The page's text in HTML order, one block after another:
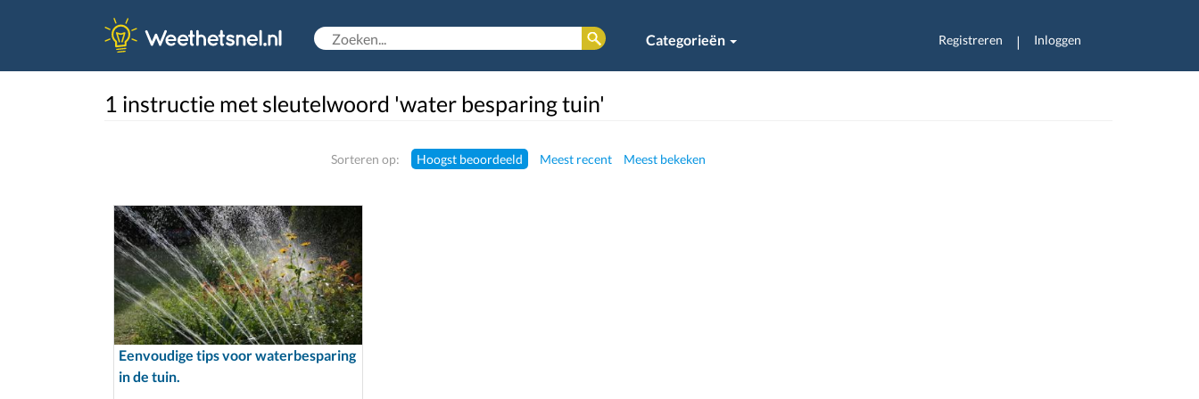
Categorieën Registreren | Inloggen
1 instructie met sleutelwoord 'water besparing tuin'
Sorteren op: Hoogst beoordeeld Meest recent Meest bekeken
Eenvoudige tips voor waterbesparing
in de tuin.